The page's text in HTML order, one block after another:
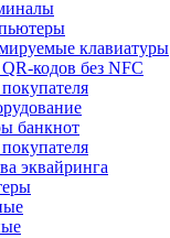
клавиатуры
кодов без NFC
банкнот
эквайринга